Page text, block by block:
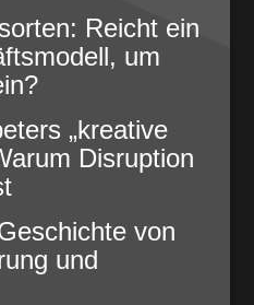
Reicht ein
um
„kreative
Disruption
von
und